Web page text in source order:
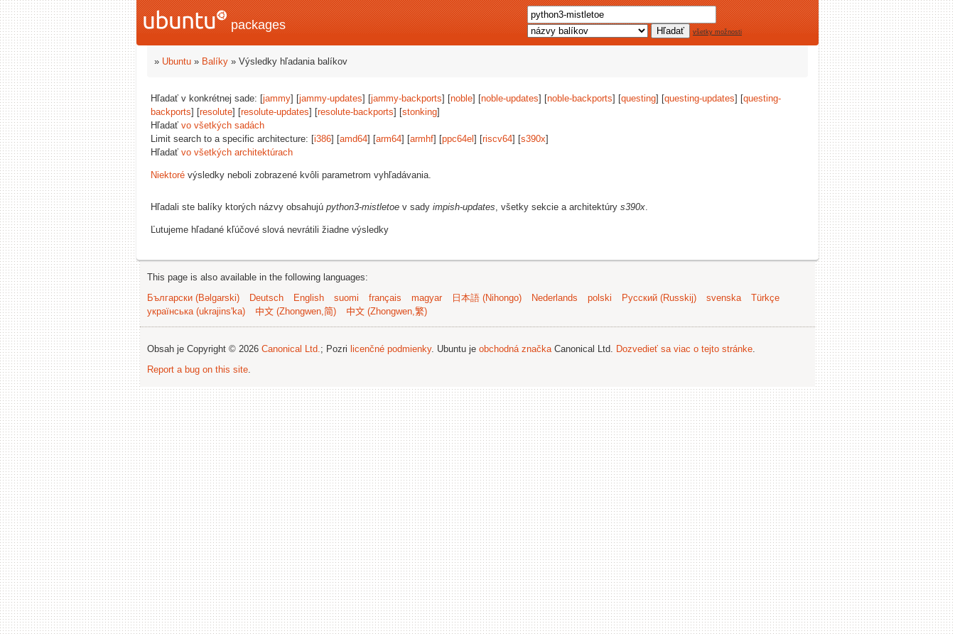
packages všetky možnosti
» Ubuntu » Balíky » Výsledky hľadania balíkov
Hľadať v konkrétnej sade: [jammy] [jammy-updates] [jammy-backports] [noble] [noble-updates] [noble-backports] [questing] [questing-updates] [questing-
backports] [resolute] [resolute-updates] [resolute-backports] [stonking]
Hľadať vo všetkých sadách
Limit search to a specific architecture: [i386] [amd64] [arm64] [armhf] [ppc64el ] [riscv64] [s390x]
Hľadať vo všetkých architektúrach
Niektoré výsledky neboli zobrazené kvôli parametrom vyhľadávania.
Hľadali ste balíky ktorých názvy obsahujú python3-mistletoe v sady impish-updates, všetky sekcie a architektúry s390x.
Ľutujeme hľadané kľúčové slová nevrátili žiadne výsledky
This page is also available in the following languages:
Български (Bəlgarski)
Deutsch English suomi français magyar 日本語 (Nihongo) Nederlands polski Русский (Russkij) svenska
Türkçe
українська (ukrajins'ka)
中文 (Zhongwen,简) 中文 (Zhongwen,繁)
Obsah je Copyright © 2026 Canonical Ltd.; Pozri licenčné podmienky. Ubuntu je obchodná značkaCanonical Ltd. Dozvedieť sa viac o tejto stránke.
Report a bug on this site.